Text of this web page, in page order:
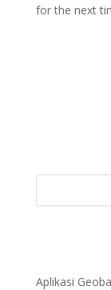
for the next
Aplikasi